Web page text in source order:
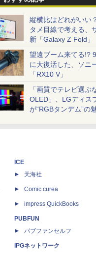
縦横比はどれがいい
タメ目線で考える、
新「Galaxy Z Fold」
望遠ブーム来てる!?
に大復活した、ソニ
「RX10 V」
「画質でテレビ選ぶ
OLED」、LGディス
が“RGBタンデム”の
ICE
天海社
Comic curea
impress QuickBooks
PUBFUN
パブファンセルフ
IPGネットワーク